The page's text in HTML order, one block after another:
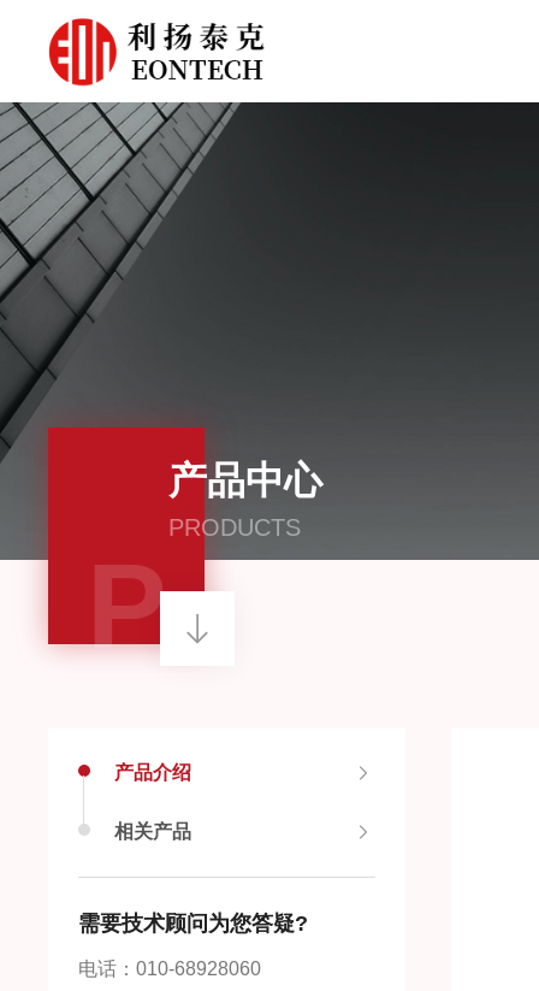
产品中心
PRODUCTS
P
产品介绍
相关产品
需要技术顾问为您答疑?
电话：010-68928060